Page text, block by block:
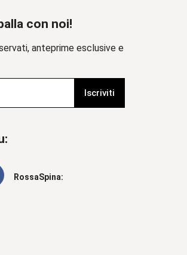
con noi!
anteprime esclusive e
Iscriviti
RossaSpina: